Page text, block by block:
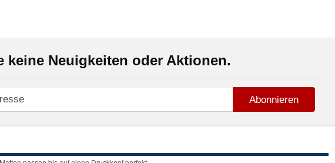
Neuigkeiten oder Aktionen.
Abonnieren